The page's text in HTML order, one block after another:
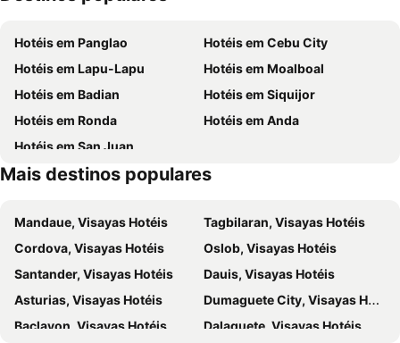
Hotéis em Panglao
Hotéis em Cebu City
Hotéis em Lapu-Lapu
Hotéis em Moalboal
Hotéis em Badian
Hotéis em Siquijor
Hotéis em Ronda
Hotéis em Anda
Hotéis em San Juan
Mais destinos populares
Mandaue, Visayas Hotéis
Tagbilaran, Visayas Hotéis
Cordova, Visayas Hotéis
Oslob, Visayas Hotéis
Santander, Visayas Hotéis
Dauis, Visayas Hotéis
Asturias, Visayas Hotéis
Dumaguete City, Visayas Hotéis
Baclayon, Visayas Hotéis
Dalaguete, Visayas Hotéis